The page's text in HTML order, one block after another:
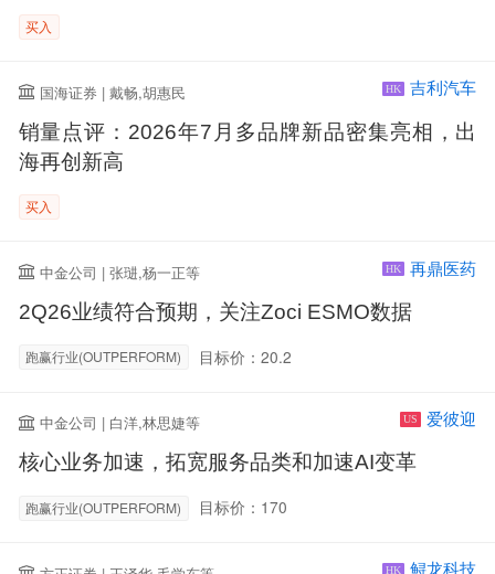
买入
国海证券 | 戴畅,胡惠民 HK 吉利汽车
销量点评：2026年7月多品牌新品密集亮相，出
海再创新高
买入
中金公司 | 张琎,杨一正等 HK 再鼎医药
2Q26业绩符合预期，关注Zoci ESMO数据
跑赢行业(OUTPERFORM) 目标价：20.2
中金公司 | 白洋,林思婕等 US 爱彼迎
核心业务加速，拓宽服务品类和加速AI变革
跑赢行业(OUTPERFORM) 目标价：170
HK 鲟龙科技